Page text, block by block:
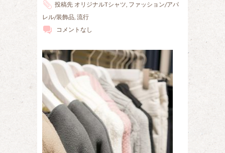
投稿先 オリジナルTシャツ, ファッション/アパ
レル/装飾品, 流行
コメントなし